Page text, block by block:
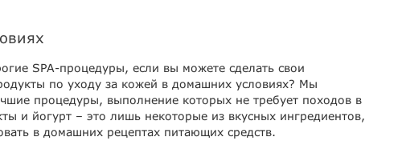
SPA-процедуры, если вы можете сделать свои
по уходу за кожей в домашних условиях? Мы
процедуры, выполнение которых не требует походов в
и йогурт – это лишь некоторые из вкусных ингредиентов,
в домашних рецептах питающих средств.